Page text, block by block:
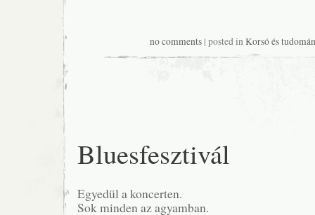
no comments | posted inKorsó és
Bluesfesztivál
Egyedül a koncerten.
Sok minden az agyamban.